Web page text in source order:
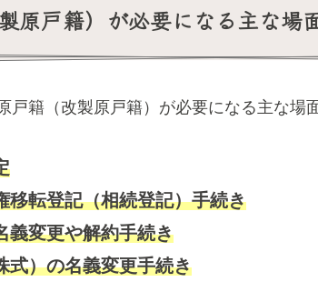
原戸籍）が必要になる主な場
戸籍（改製原戸籍）が必要になる主な場
移転登記（相続登記）手続き
義変更や解約手続き
式）の名義変更手続き